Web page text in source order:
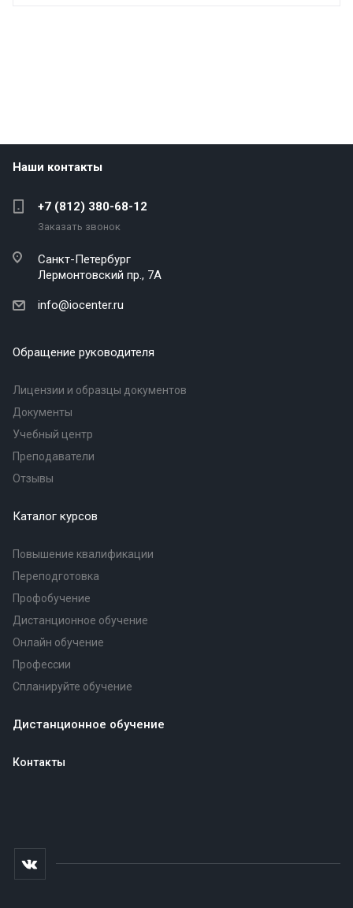
Наши контакты
+7 (812) 380-68-12
Заказать звонок
Санкт-Петербург
Лермонтовский пр., 7А
info@iocenter.ru
Обращение руководителя
Лицензии и образцы документов
Документы
Учебный центр
Преподаватели
Отзывы
Каталог курсов
Повышение квалификации
Переподготовка
Профобучение
Дистанционное обучение
Онлайн обучение
Профессии
Спланируйте обучение
Дистанционное обучение
Контакты